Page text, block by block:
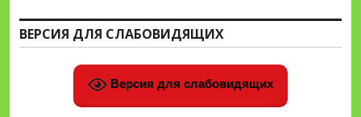
ВЕРСИЯ ДЛЯ СЛАБОВИДЯЩИХ
Версия для слабовидящих